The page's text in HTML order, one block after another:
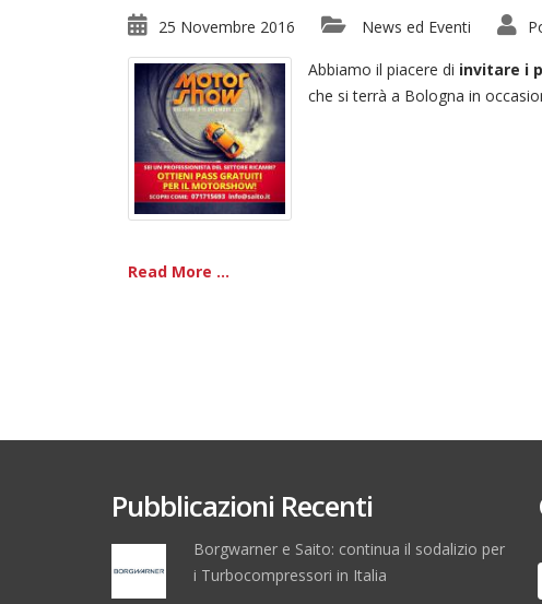
25 Novembre 2016 News ed Eventi
Abbiamo il piacere di invitare i
che si terrà a Bologna in
Read More ...
Pubblicazioni Recenti
Borgwarner e Saito: continua il sodalizio per
i Turbocompressori in Italia